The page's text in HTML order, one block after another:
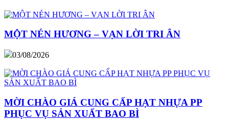
MỘT NÉN HƯƠNG – VẠN LỜI TRI ÂN
03/08/2026
MỜI CHÀO GIÁ CUNG CẤP HẠT NHỰA PP
PHỤC VỤ SẢN XUẤT BAO BÌ